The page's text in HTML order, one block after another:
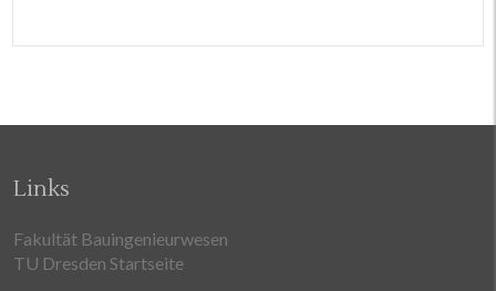
Links
Fakultät Bauingenieurwesen
TU Dresden Startseite